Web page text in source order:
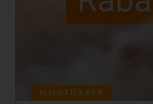
FLUGTICKETS